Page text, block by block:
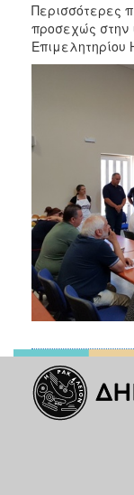
Περισσότερες
προσεχώς στην
Επιμελητηρίου